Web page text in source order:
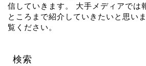
信していきます。 大手メディアでは
ところまで紹介していきたいと思い
覧ください。
検索